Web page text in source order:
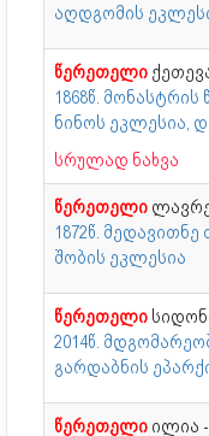
აღდგომის
წერეთელი
1868წ.
ნინოს ეკლესია,
სრულად ნახვა
წერეთელი
1872წ.
შობის ეკლესია
წერეთელი
2014წ.
გარდაბნის
წერეთელი ილია